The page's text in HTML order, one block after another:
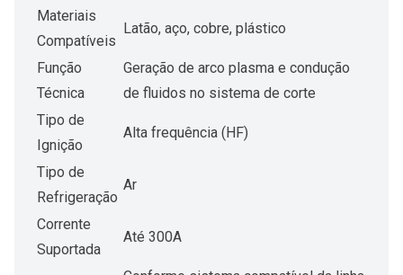
Materiais
Compatíveis
Latão, aço, cobre, plástico
Função
Técnica
Geração de arco plasma e condução
de fluidos no sistema de corte
Tipo de
Ignição
Alta frequência (HF)
Tipo de
Refrigeração
Ar
Corrente
Suportada
Até 300A